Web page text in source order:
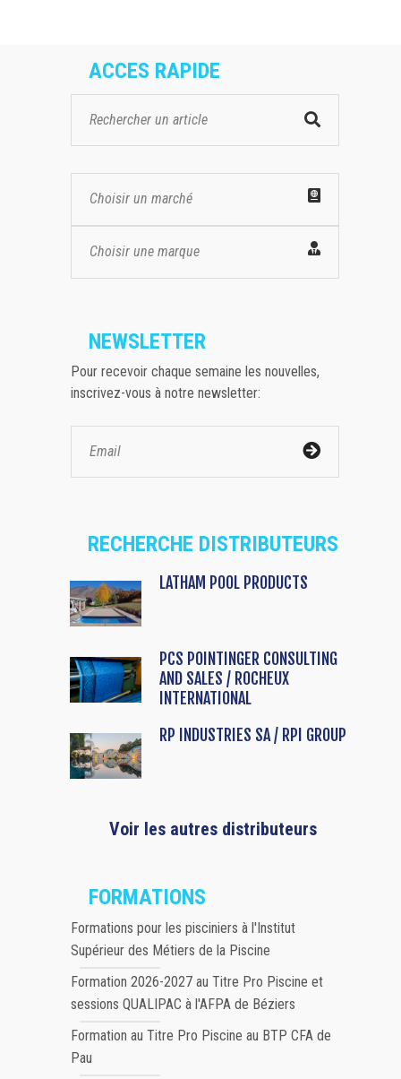
ACCES RAPIDE
Choisir un marché
Choisir une marque
NEWSLETTER
Pour recevoir chaque semaine les nouvelles,
inscrivez-vous à notre newsletter:
RECHERCHE DISTRIBUTEURS
LATHAM POOL PRODUCTS
PCS POINTINGER CONSULTING
AND SALES / ROCHEUX
INTERNATIONAL
RP INDUSTRIES SA / RPI GROUP
Voir les autres distributeurs
FORMATIONS
Formations pour les pisciniers à l'Institut
Supérieur des Métiers de la Piscine
Formation 2026-2027 au Titre Pro Piscine et
sessions QUALIPAC à l'AFPA de Béziers
Formation au Titre Pro Piscine au BTP CFA de
Pau